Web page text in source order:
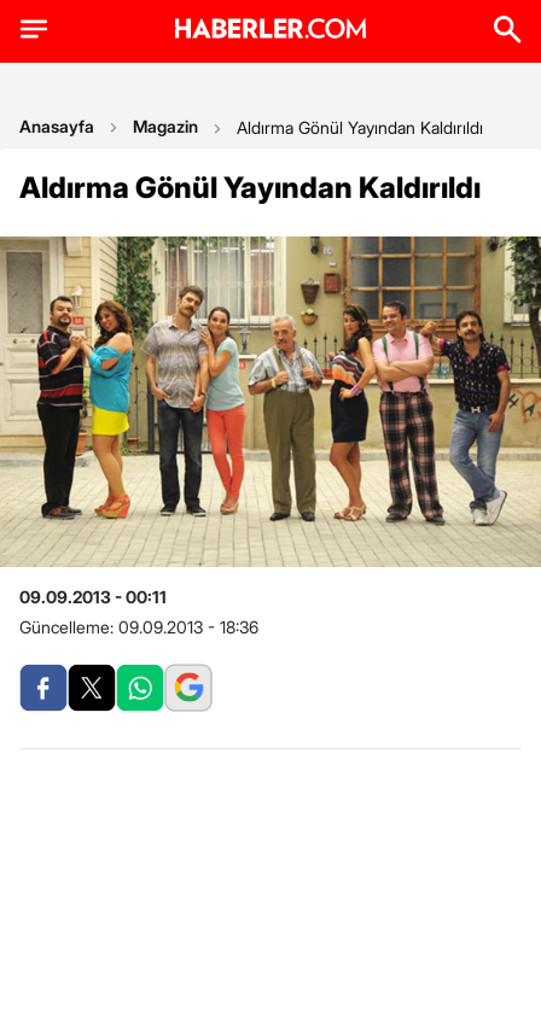
Anasayfa Magazin Aldırma Gönül Yayından Kaldırıldı
Aldırma Gönül Yayından Kaldırıldı
09.09.2013 - 00:11
Güncelleme: 09.09.2013 - 18:36